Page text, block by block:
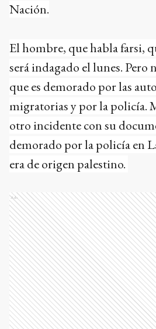
Nación.
El hombre, que habla farsi,
será indagado el lunes. Pero
que es demorado por las
migratorias y por la policía.
otro incidente con su
demorado por la policía en
era de origen palestino.
Ads